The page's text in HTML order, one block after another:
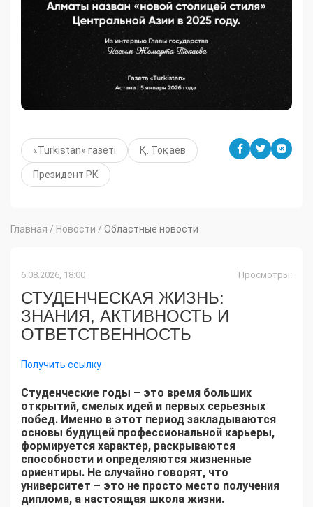
«Turkistan» газеті Қ. Тоқаев
Президент РК
Главная / Новости / Областные новости
6.08.2026, 18:00 Просмотры:
СТУДЕНЧЕСКАЯ ЖИЗНЬ:
ЗНАНИЯ, АКТИВНОСТЬ И
ОТВЕТСТВЕННОСТЬ
Получить ссылку
Студенческие годы – это время больших
открытий, смелых идей и первых серьезных
побед. Именно в этот период закладываются
основы будущей профессиональной карьеры,
формируется характер, раскрываются
способности и определяются жизненные
ориентиры. Не случайно говорят, что
университет – это не просто место получения
диплома, а настоящая школа жизни.